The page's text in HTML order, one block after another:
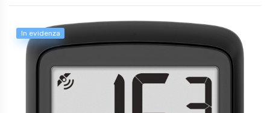
In evidenza